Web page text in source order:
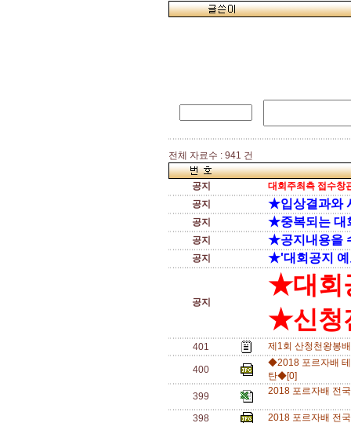
전체 자료수 : 941 건
공지
대회주최측 접수창
공지
★입상결과와
공지 ★중복되는 대
공지 ★공지내용을
공지 ★'대회공지 예
공지
★대회
★신청
401 제1회 산청천왕봉
400
◆2018 포르자배
탄◆[0]
399
2018 포르자배 전
398
2018 포르자배 전